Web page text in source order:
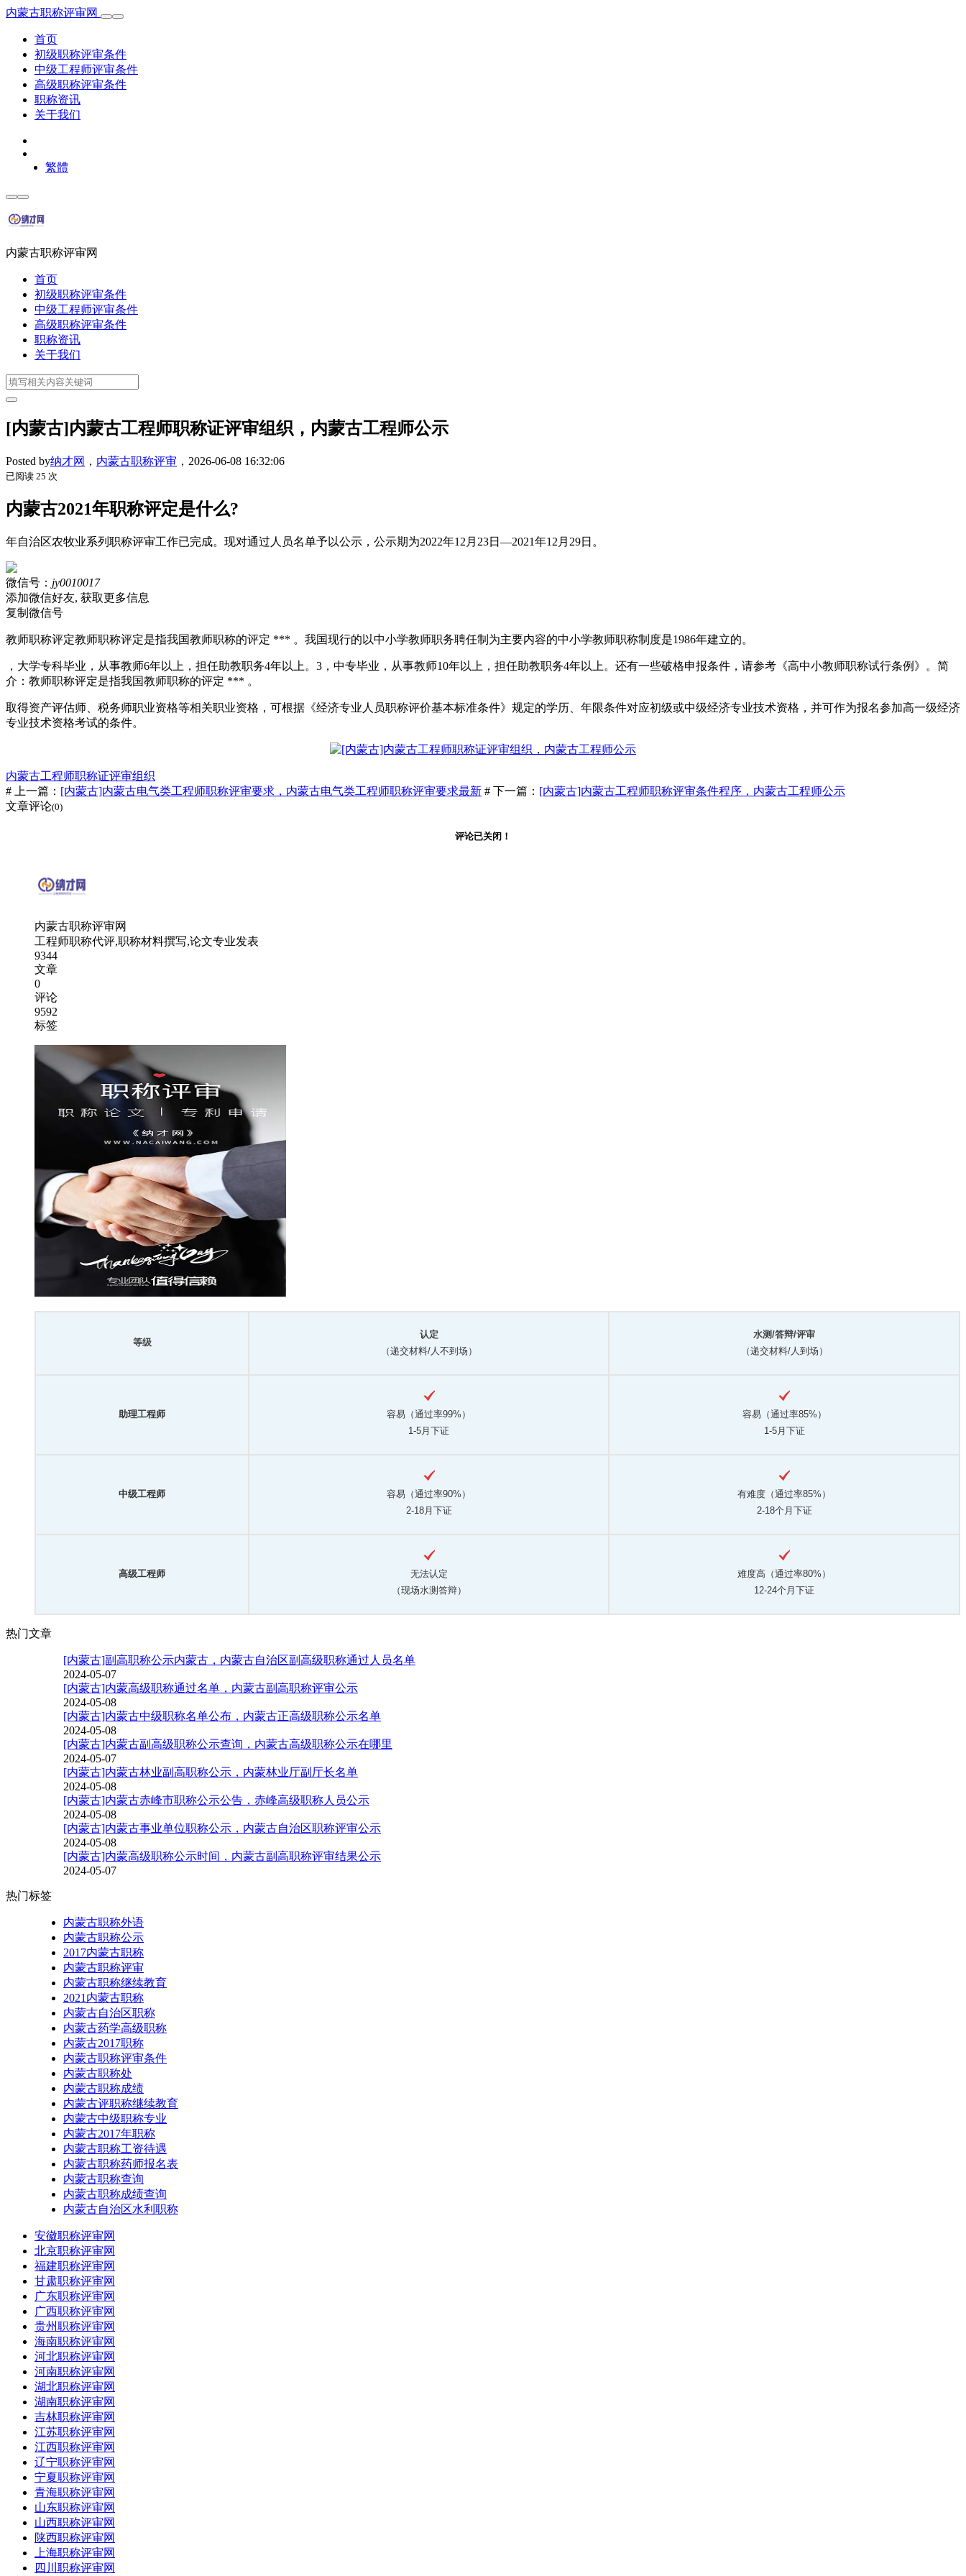
内蒙古职称评审网
首页
初级职称评审条件
中级工程师评审条件
高级职称评审条件
职称资讯
关于我们
繁體
内蒙古职称评审网
首页
初级职称评审条件
中级工程师评审条件
高级职称评审条件
职称资讯
关于我们
[内蒙古]内蒙古工程师职称证评审组织，内蒙古工程师公示
Posted by纳才网 ， 内蒙古职称评审 ， 2026-06-08 16:32:06
已阅读 25 次
内蒙古2021年职称评定是什么?
年自治区农牧业系列职称评审工作已完成。现对通过人员名单予以公示，公示期为2022年12月23日—2021年12月29日。
微信号： jy0010017
添加微信好友, 获取更多信息
复制微信号
教师职称评定教师职称评定是指我国教师职称的评定 *** 。我国现行的以中小学教师职务聘任制为主要内容的中小学教师职称制度是1986年建立的。
，大学专科毕业，从事教师6年以上，担任助教职务4年以上。3，中专毕业，从事教师10年以上，担任助教职务4年以上。还有一些破格申报条件，请参考《高中小教师职称试行条例》。简
介：教师职称评定是指我国教师职称的评定 *** 。
取得资产评估师、税务师职业资格等相关职业资格，可根据《经济专业人员职称评价基本标准条件》规定的学历、年限条件对应初级或中级经济专业技术资格，并可作为报名参加高一级经济
专业技术资格考试的条件。
内蒙古工程师职称证评审组织
# 上一篇： [内蒙古]内蒙古电气类工程师职称评审要求，内蒙古电气类工程师职称评审要求最新 # 下一篇： [内蒙古]内蒙古工程师职称评审条件程序，内蒙古工程师公示
文章评论(0)
评论已关闭！
内蒙古职称评审网
工程师职称代评,职称材料撰写,论文专业发表
9344
文章
0
评论
9592
标签
等级
认定
（递交材料/人不到场）
水测/答辩/评审
（递交材料/人到场）
助理工程师
容易（通过率99%）
1-5月下证
容易（通过率85%）
1-5月下证
中级工程师
容易（通过率90%）
2-18月下证
有难度（通过率85%）
2-18个月下证
高级工程师
无法认定
（现场水测答辩）
难度高（通过率80%）
12-24个月下证
热门文章
[内蒙古]副高职称公示内蒙古，内蒙古自治区副高级职称通过人员名单
2024-05-07
[内蒙古]内蒙高级职称通过名单，内蒙古副高职称评审公示
2024-05-08
[内蒙古]内蒙古中级职称名单公布，内蒙古正高级职称公示名单
2024-05-08
[内蒙古]内蒙古副高级职称公示查询，内蒙古高级职称公示在哪里
2024-05-07
[内蒙古]内蒙古林业副高职称公示，内蒙林业厅副厅长名单
2024-05-08
[内蒙古]内蒙古赤峰市职称公示公告，赤峰高级职称人员公示
2024-05-08
[内蒙古]内蒙古事业单位职称公示，内蒙古自治区职称评审公示
2024-05-08
[内蒙古]内蒙高级职称公示时间，内蒙古副高职称评审结果公示
2024-05-07
热门标签
内蒙古职称外语
内蒙古职称公示
2017内蒙古职称
内蒙古职称评审
内蒙古职称继续教育
2021内蒙古职称
内蒙古自治区职称
内蒙古药学高级职称
内蒙古2017职称
内蒙古职称评审条件
内蒙古职称处
内蒙古职称成绩
内蒙古评职称继续教育
内蒙古中级职称专业
内蒙古2017年职称
内蒙古职称工资待遇
内蒙古职称药师报名表
内蒙古职称查询
内蒙古职称成绩查询
内蒙古自治区水利职称
安徽职称评审网
北京职称评审网
福建职称评审网
甘肃职称评审网
广东职称评审网
广西职称评审网
贵州职称评审网
海南职称评审网
河北职称评审网
河南职称评审网
湖北职称评审网
湖南职称评审网
吉林职称评审网
江苏职称评审网
江西职称评审网
辽宁职称评审网
宁夏职称评审网
青海职称评审网
山东职称评审网
山西职称评审网
陕西职称评审网
上海职称评审网
四川职称评审网